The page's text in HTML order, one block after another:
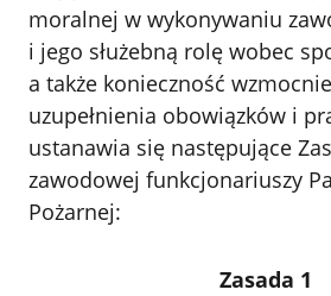
moralnej w wykonywaniu
i jego służebną rolę wobec
a także konieczność
uzupełnienia obowiązków i
ustanawia się następujące
zawodowej funkcjonariuszy
Pożarnej:
Zasada 1